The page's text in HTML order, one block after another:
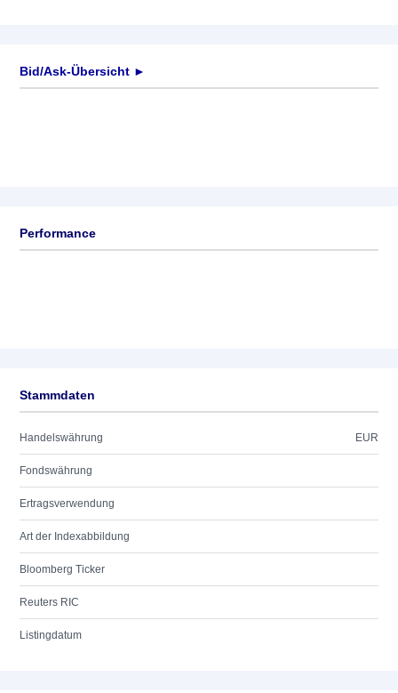
Bid/Ask-Übersicht ►
Performance
Stammdaten
Handelswährung EUR
Fondswährung
Ertragsverwendung
Art der Indexabbildung
Bloomberg Ticker
Reuters RIC
Listingdatum